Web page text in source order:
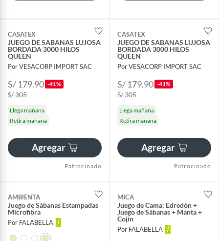
CASATEX
JUEGO DE SABANAS LUJOSA
BORDADA 3000 HILOS
QUEEN
Por VESACORP IMPORT SAC
S/ 179.90 -41%
S/ 305
Llega mañana
Retira mañana
Agregar
Patrocinado
CASATEX
JUEGO DE SABANAS LUJOSA
BORDADA 3000 HILOS
QUEEN
Por VESACORP IMPORT SAC
S/ 179.90 -41%
S/ 305
Llega mañana
Retira mañana
Agregar
Patrocinado
AMBIENTA
Juego de Sábanas Estampadas
Microfibra
Por FALABELLA
MICA
Juego de Cama: Edredón +
Juego de Sábanas + Manta +
Cojín
Por FALABELLA